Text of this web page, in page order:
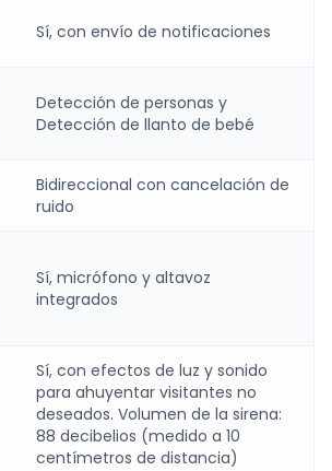
Sí, con envío de notificaciones
Detección de personas y
Detección de llanto de bebé
Bidireccional con cancelación de
ruido
Sí, micrófono y altavoz
integrados
Sí, con efectos de luz y sonido
para ahuyentar visitantes no
deseados. Volumen de la sirena:
88 decibelios (medido a 10
centímetros de distancia)